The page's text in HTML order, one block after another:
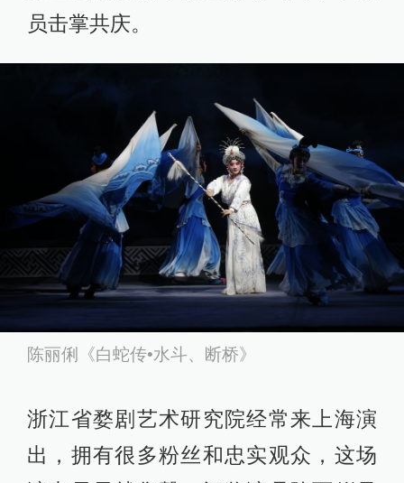
员击掌共庆。
陈丽俐《白蛇传•水斗、断桥》
浙江省婺剧艺术研究院经常来上海演
出，拥有很多粉丝和忠实观众，这场